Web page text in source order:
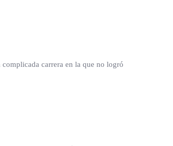
carrera en la que no logró